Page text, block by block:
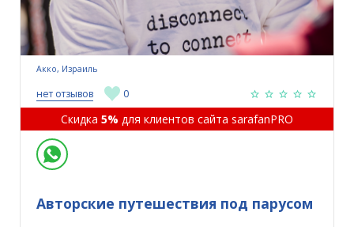
Авторские путешествия под парусом
Акко, Израиль
нет отзывов 0
Скидка 5% для клиентов сайта sarafanPRO